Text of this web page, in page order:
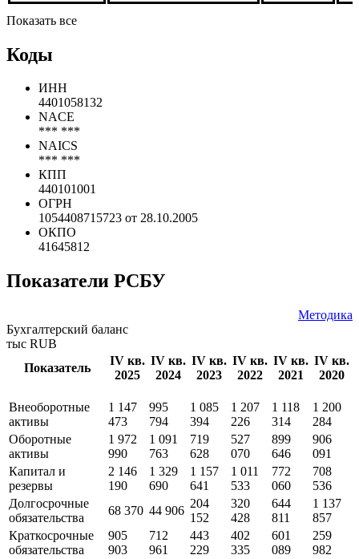
Показать все
Коды
ИНН
4401058132
NACE
*** ***
NAICS
*** ***
КПП
440101001
ОГРН
1054408715723 от 28.10.2005
ОКПО
41645812
Показатели РСБУ
Методика
Бухгалтерский баланс
тыс RUB
Показатель
IV кв.
2025
IV кв.
2024
IV кв.
2023
IV кв.
2022
IV кв.
2021
IV кв.
2020
Внеоборотные
активы
1 147
473
995
794
1 085
394
1 207
226
1 118
314
1 200
284
Оборотные
активы
1 972
990
1 091
763
719
628
527
070
899
646
906
091
Капитал и
резервы
2 146
190
1 329
690
1 157
641
1 011
533
772
060
708
536
Долгосрочные
обязательства
68 370 44 906
204
152
320
428
644
811
1 137
857
Краткосрочные
обязательства
905
903
712
961
443
229
402
335
601
089
259
982